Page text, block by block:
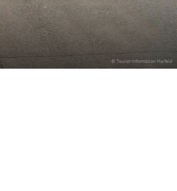
© Tourist-Information Maifeld